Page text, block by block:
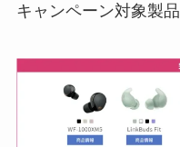
キャンペーン対象製